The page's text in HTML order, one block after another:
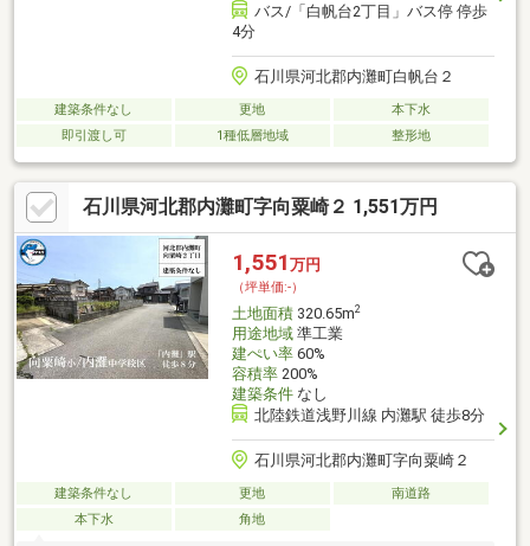
バス/「白帆台2丁目」バス停 停歩
4分
石川県河北郡内灘町白帆台２
建築条件なし 更地
本下水
即引渡し可
1種低層地域 整形地
石川県河北郡内灘町字向粟崎２ 1,551万円
1,551 万円
（坪単価:-）
土地面積320.65m2
用途地域準工業
建ぺい率60%
容積率200%
建築条件なし
北陸鉄道浅野川線 内灘駅 徒歩8分
石川県河北郡内灘町字向粟崎２
建築条件なし 更地
南道路
本下水
角地